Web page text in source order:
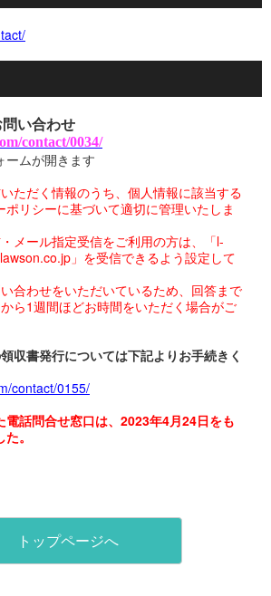
い合わせ
contact/0034/
ームが開きます
ただく情報のうち、個人情報に該当する
ポリシーに基づいて適切に管理いたしま
メール指定受信をご利用の方は、「l-
」を受信できるよう設定して
合わせをいただいているため、回答まで
ら1週間ほどお時間をいただく場合がご
収書発行については下記よりお手続きく
contact/0155/
電話問合せ窓口は、2023年4月24日をも
。
トップページへ